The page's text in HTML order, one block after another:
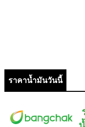
ราคาน้ำมันวันนี้